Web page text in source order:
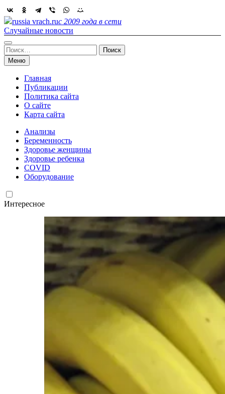
Skip
to
content
russia vrach.ruс 2009 года в сети
Случайные новости
Найти:
Меню
Главная
Публикации
Политика сайта
О сайте
Карта сайта
Анализы
Беременность
Здоровье женщины
Здоровье ребенка
COVID
Оборудование
Интересное